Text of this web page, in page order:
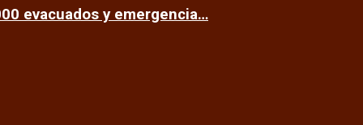
evacuados y emergencia…